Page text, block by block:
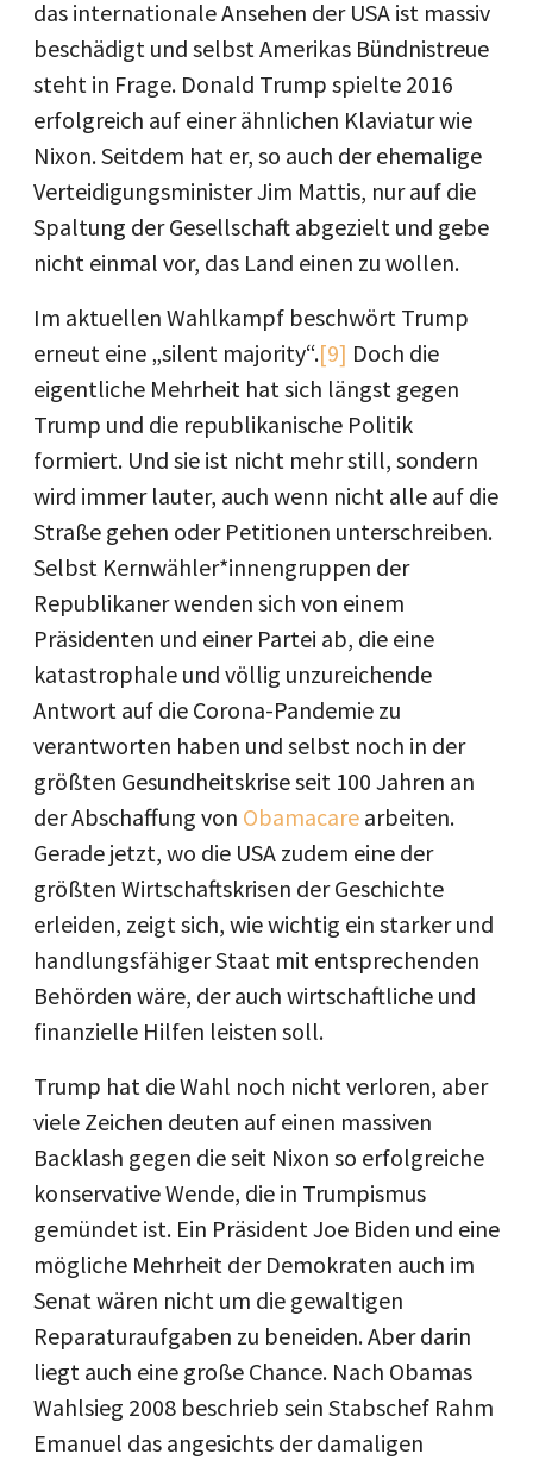
das internationale Ansehen der USA ist massiv
beschädigt und selbst Amerikas Bündnistreue
steht in Frage. Donald Trump spielte 2016
erfolgreich auf einer ähnlichen Klaviatur wie
Nixon. Seitdem hat er, so auch der ehemalige
Verteidigungsminister Jim Mattis, nur auf die
Spaltung der Gesellschaft abgezielt und gebe
nicht einmal vor, das Land einen zu wollen.
Im aktuellen Wahlkampf beschwört Trump
erneut eine „silent majority“.[9] Doch die
eigentliche Mehrheit hat sich längst gegen
Trump und die republikanische Politik
formiert. Und sie ist nicht mehr still, sondern
wird immer lauter, auch wenn nicht alle auf die
Straße gehen oder Petitionen unterschreiben.
Selbst Kernwähler*innengruppen der
Republikaner wenden sich von einem
Präsidenten und einer Partei ab, die eine
katastrophale und völlig unzureichende
Antwort auf die Corona-Pandemie zu
verantworten haben und selbst noch in der
größten Gesundheitskrise seit 100 Jahren an
der Abschaffung von Obamacare arbeiten.
Gerade jetzt, wo die USA zudem eine der
größten Wirtschaftskrisen der Geschichte
erleiden, zeigt sich, wie wichtig ein starker und
handlungsfähiger Staat mit entsprechenden
Behörden wäre, der auch wirtschaftliche und
finanzielle Hilfen leisten soll.
Trump hat die Wahl noch nicht verloren, aber
viele Zeichen deuten auf einen massiven
Backlash gegen die seit Nixon so erfolgreiche
konservative Wende, die in Trumpismus
gemündet ist. Ein Präsident Joe Biden und eine
mögliche Mehrheit der Demokraten auch im
Senat wären nicht um die gewaltigen
Reparaturaufgaben zu beneiden. Aber darin
liegt auch eine große Chance. Nach Obamas
Wahlsieg 2008 beschrieb sein Stabschef Rahm
Emanuel das angesichts der damaligen